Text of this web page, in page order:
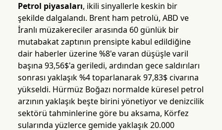
Petrol piyasaları, ikili sinyallerle keskin bir
şekilde dalgalandı. Brent ham petrolü, ABD ve
İranlı müzakereciler arasında 60 günlük bir
mutabakat zaptının prensipte kabul edildiğine
dair haberler üzerine %8'e varan düşüşle varil
başına 93,56$'a geriledi, ardından gece saldırıları
sonrası yaklaşık %4 toparlanarak 97,83$ civarına
yükseldi. Hürmüz Boğazı normalde küresel petrol
arzının yaklaşık beşte birini yönetiyor ve denizcilik
sektörü tahminlerine göre bu aksama, Körfez
sularında yüzlerce gemide yaklaşık 20.000